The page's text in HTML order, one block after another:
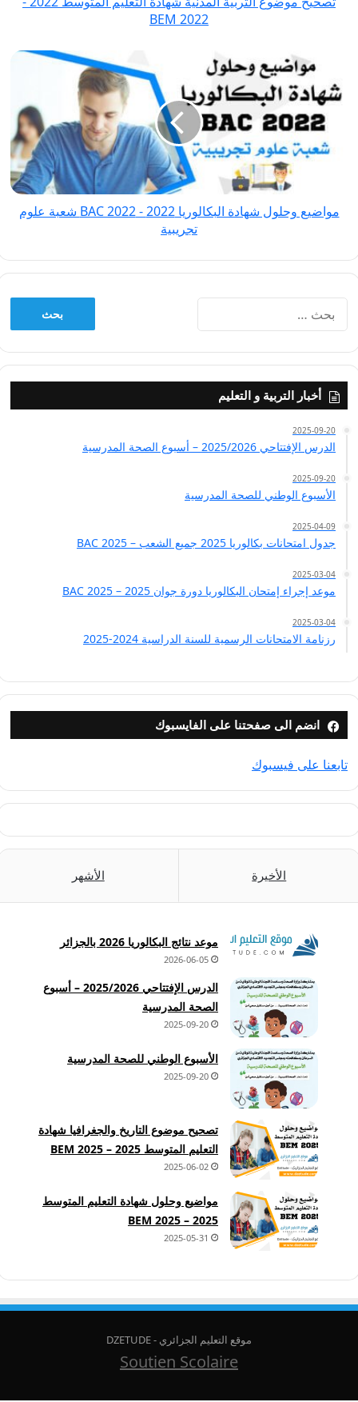
BEM 2022
مواضيع
وحلول
شهادة
البكالوريا
2022
شعبة
مواضيع وحلول شهادة البكالوريا 2022 - BAC 2022 شعبة علوم
تجريبية
عن:
أخبار التربية و التعليم
2025-09-20
الدرس الإفتتاحي 2025/2026 – أسبوع الصحة المدرسية
2025-09-20
الأسبوع الوطني للصحة المدرسية
2025-04-09
جدول امتحانات بكالوريا 2025 جميع الشعب – BAC 2025
2025-03-04
موعد إجراء إمتحان البكالوريا دورة جوان 2025 – BAC 2025
2025-03-04
رزنامة الامتحانات الرسمية للسنة الدراسية 2024-2025
انضم الى صفحتنا على الفايسبوك
تابعنا على فيسبوك
الأخيرة الأشهر
موعد نتائج البكالوريا 2026 بالجزائر
2026-06-05
الدرس الإفتتاحي 2025/2026 – أسبوع
الصحة المدرسية
2025-09-20
الأسبوع الوطني للصحة المدرسية
2025-09-20
تصحيح موضوع التاريخ والجغرافيا شهادة
التعليم المتوسط 2025 – BEM 2025
2025-06-02
مواضيع وحلول شهادة التعليم المتوسط
2025 – BEM 2025
2025-05-31
موقع التعليم الجزائري - DZETUDE
Soutien Scolaire